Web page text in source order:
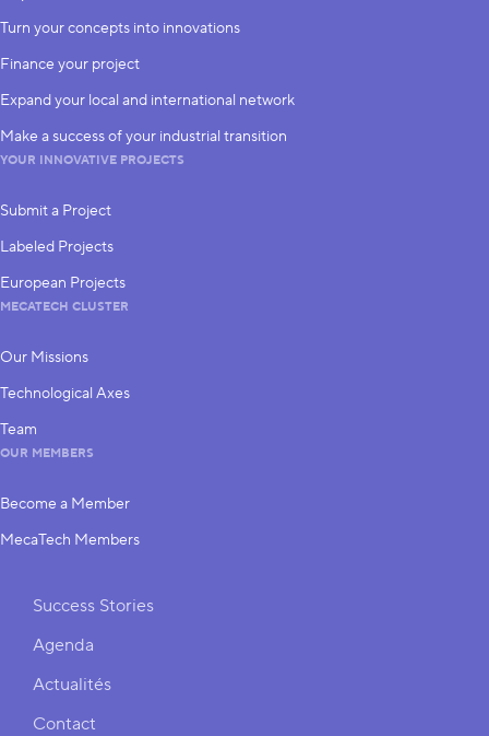
subscribe
Turn your concepts into innovations
Finance your project
Expand your local and international network
Make a success of your industrial transition
YOUR INNOVATIVE PROJECTS
Submit a Project
Labeled Projects
European Projects
MECATECH CLUSTER
Our Missions
Technological Axes
Team
OUR MEMBERS
Become a Member
MecaTech Members
Shortcuts
Success Stories
Agenda
Actualités
Contact